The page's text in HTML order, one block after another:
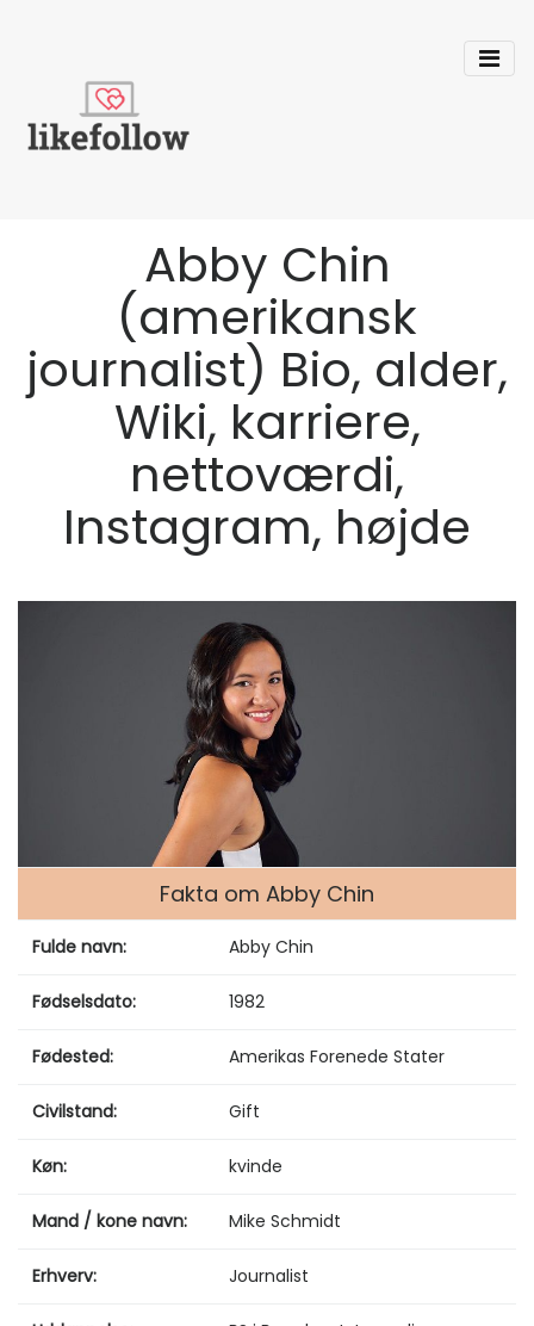
Abby Chin
(amerikansk
journalist) Bio, alder,
Wiki, karriere,
nettoværdi,
Instagram, højde
Fakta om Abby Chin
Fulde navn: Abby Chin
Fødselsdato: 1982
Fødested: Amerikas Forenede Stater
Civilstand: Gift
Køn: kvinde
Mand / kone navn: Mike Schmidt
Erhverv: Journalist